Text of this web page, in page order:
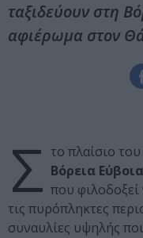
ταξιδεύουν στη
αφιέρωμα στον
Σ το πλαίσιο
Βόρεια
που φιλοδοξεί
τις πυρόπληκτες
συναυλίες υψηλής